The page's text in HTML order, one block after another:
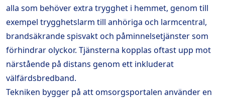
alla som behöver extra trygghet i hemmet, genom till
exempel trygghetslarm till anhöriga och larmcentral,
brandsäkrande spisvakt och påminnelsetjänster som
förhindrar olyckor. Tjänsterna kopplas oftast upp mot
närstående på distans genom ett inkluderat
välfärdsbredband.
Tekniken bygger på att omsorgsportalen använder en